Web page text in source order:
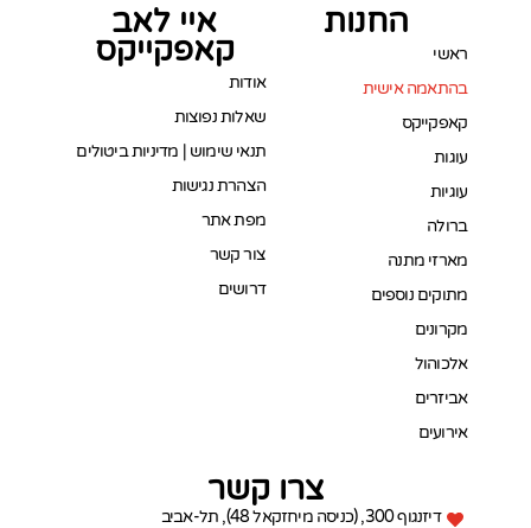
החנות
ראשי
בהתאמה אישית
קאפקייקס
עוגות
עוגיות
ברולה
מארזי מתנה
מתוקים נוספים
מקרונים
אלכוהול
אביזרים
אירועים
איי לאב
קאפקייקס
אודות
שאלות נפוצות
תנאי שימוש | מדיניות ביטולים
הצהרת נגישות
מפת אתר
צור קשר
דרושים
צרו קשר
דיזנגוף 300, (כניסה מיחזקאל 48), תל-אביב